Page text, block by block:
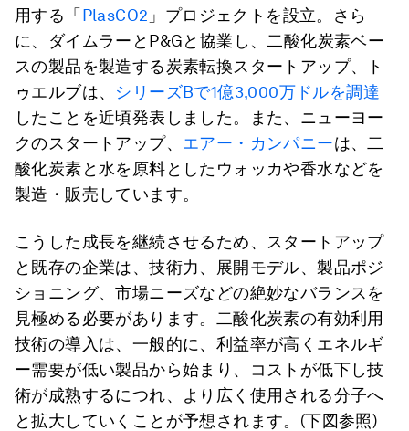
用する「 PlasCO2 」プロジェクトを設立。さら
に、ダイムラーとP&Gと協業し、二酸化炭素ベー
スの製品を製造する炭素転換スタートアップ、ト
ゥエルブは、 シリーズBで1億3,000万ドルを調達
したことを近頃発表しました。また、ニューヨー
クのスタートアップ、 エアー・カンパニーは、二
酸化炭素と水を原料としたウォッカや香水などを
製造・販売しています。
こうした成長を継続させるため、スタートアップ
と既存の企業は、技術力、展開モデル、製品ポジ
ショニング、市場ニーズなどの絶妙なバランスを
見極める必要があります。二酸化炭素の有効利用
技術の導入は、一般的に、利益率が高くエネルギ
ー需要が低い製品から始まり、コストが低下し技
術が成熟するにつれ、より広く使用される分子へ
と拡大していくことが予想されます。(下図参照)